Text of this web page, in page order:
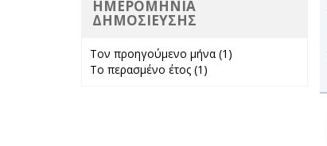
ΗΜΕΡΟΜΗΝΙΑ
ΔΗΜΟΣΙΕΥΣΗΣ
Τον προηγούμενο μήνα (1)
Το περασμένο έτος (1)